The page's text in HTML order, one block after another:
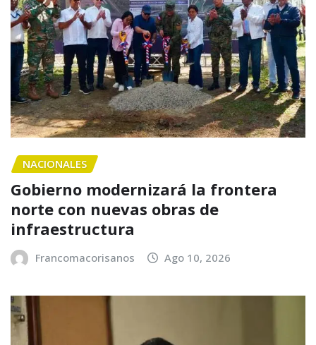
NACIONALES
Gobierno modernizará la frontera
norte con nuevas obras de
infraestructura
Francomacorisanos Ago 10, 2026